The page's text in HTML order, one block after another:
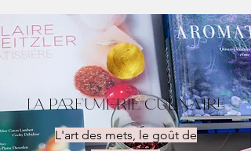
la parfumerie culinaire
L'art des mets, le goût de